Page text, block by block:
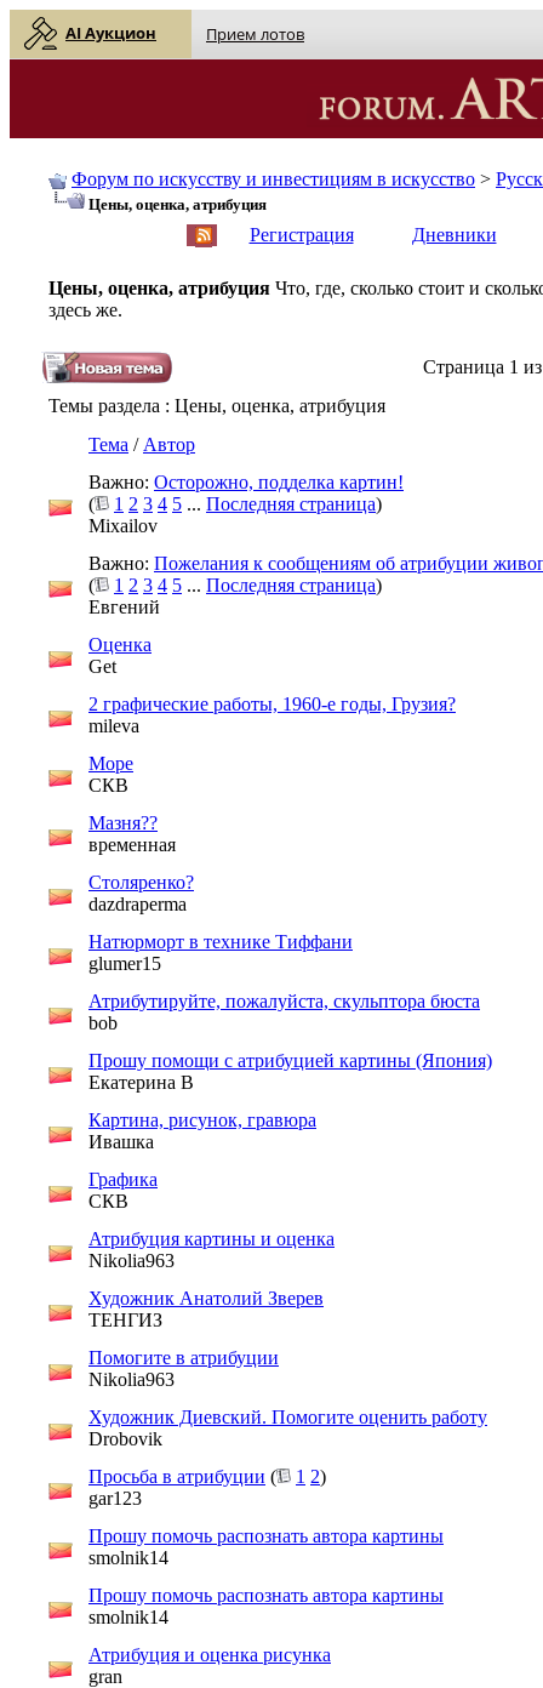
AI Аукцион Прием лотов
Форум по искусству и инвестициям в искусство >
Цены, оценка, атрибуция
Регистрация Дневники
Цены, оценка, атрибуция Что, где, сколько стоит и
здесь же.
Страница 1
Темы раздела : Цены, оценка, атрибуция
Тема / Автор
Важно: Осторожно, подделка картин!
(
1 2 3 4 5 ... Последняя страница)
Mixailov
Важно: Пожелания к сообщениям об атрибуции
(
1 2 3 4 5 ... Последняя страница)
Евгений
Оценка
Get
2 графические работы, 1960-е годы, Грузия?
mileva
Море
СКВ
Мазня??
временная
Столяренко?
dazdraperma
Натюрморт в технике Тиффани
glumer15
Атрибутируйте, пожалуйста, скульптора бюста
bob
Прошу помощи с атрибуцией картины (Япония)
Екатерина В
Картина, рисунок, гравюра
Ивашка
Графика
СКВ
Атрибуция картины и оценка
Nikolia963
Художник Анатолий Зверев
ТЕНГИЗ
Помогите в атрибуции
Nikolia963
Художник Диевский. Помогите оценить работу
Drobovik
Просьба в атрибуции ( 1 2)
gar123
Прошу помочь распознать автора картины
smolnik14
Прошу помочь распознать автора картины
smolnik14
Атрибуция и оценка рисунка
gran